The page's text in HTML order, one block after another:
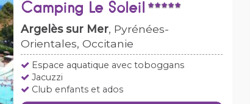
Camping Le Soleil
Argelès sur Mer, Pyrénées-
Orientales, Occitanie
Espace aquatique avec toboggans
Jacuzzi
Club enfants et ados